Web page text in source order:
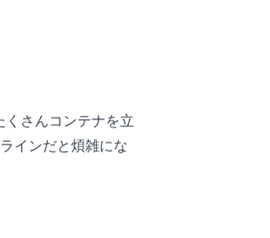
さんコンテナを立
インだと煩雑にな